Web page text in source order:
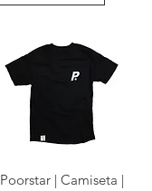
Poorstar | Camiseta |